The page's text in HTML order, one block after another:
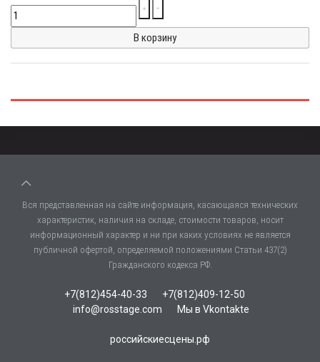
Вся представленная на сайте информация, касающаяся технических
характеристик, наличия на складе, стоимости товаров, носит
информационный характер и ни при каких условиях не является
публичной офертой, определяемой положениями Статьи 437(2)
Гражданского кодекса РФ.
+7(812)454-40-33
+7(812)409-12-50
info@rosstage.com
Мы в Vkontakte
российскиесцены.рф